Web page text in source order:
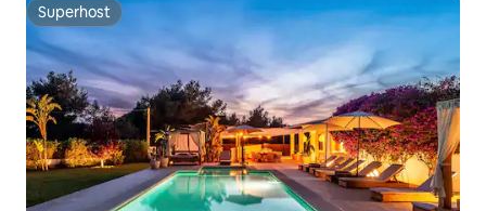
Superhost
Superhost